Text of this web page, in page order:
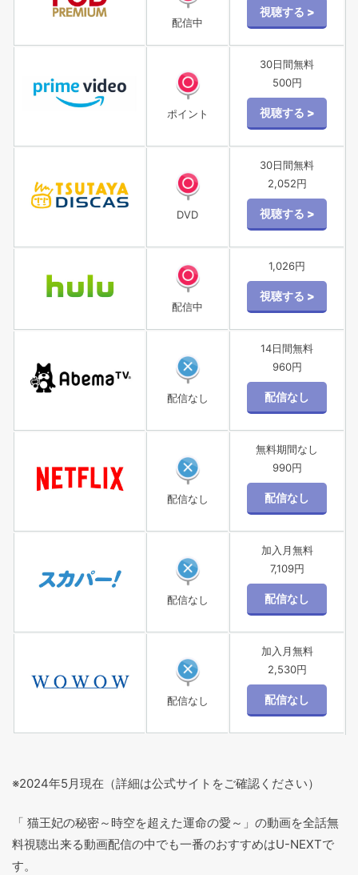
配信中
ポイント
30日間無料
500円
DVD
30日間無料
2,052円
配信中
1,026円
配信なし
14日間無料
960円
配信なし
無料期間なし
990円
配信なし
加入月無料
7,109円
配信なし
加入月無料
2,530円
※2024年5月現在（詳細は公式サイトをご確認ください）
「 猫王妃の秘密～時空を超えた運命の愛～」の動画を全話無
料視聴出来る動画配信の中でも一番のおすすめはU-NEXTで
す。